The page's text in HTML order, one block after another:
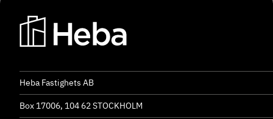
Heba Fastighets AB
Box 17006, 104 62 STOCKHOLM